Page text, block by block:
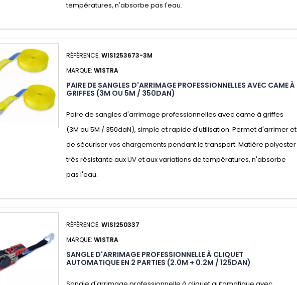
températures, n'absorbe pas l'eau.
RÉFÉRENCE:WIS1253673-3M
MARQUE:WISTRA
PAIRE DE SANGLES D'ARRIMAGE PROFESSIONNELLES AVEC CAME À
GRIFFES (3M OU 5M / 350DAN)
Paire de sangles d'arrimage professionnelles avec came à griffes
(3M ou 5M / 350daN), simple et rapide d'utilisation. Permet d'arrimer et
de sécuriser vos chargements pendant le transport. Matière polyester
très résistante aux UV et aux variations de températures, n'absorbe
pas l'eau.
RÉFÉRENCE:WIS1250337
MARQUE:WISTRA
SANGLE D'ARRIMAGE PROFESSIONNELLE À CLIQUET
AUTOMATIQUE EN 2 PARTIES (2.0M + 0.2M / 125DAN)